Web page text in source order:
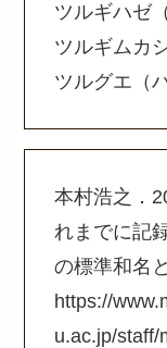
ツルギハゼ
ツルギムカ
ツルグエ（
本村浩之．
れまでに記
の標準和名
https://
u.ac.jp/staff/